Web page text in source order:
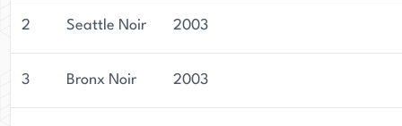
2 Seattle Noir 2003
3 Bronx Noir 2003